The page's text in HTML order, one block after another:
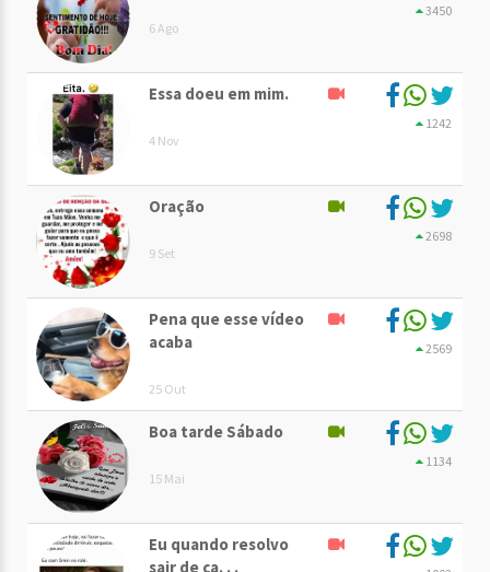
6 Ago
3450
Essa doeu em mim.
4 Nov
1242
Oração
9 Set
2698
Pena que esse vídeo
acaba
25 Out
2569
Boa tarde Sábado
15 Mai
1134
Eu quando resolvo
sair de ca. . .